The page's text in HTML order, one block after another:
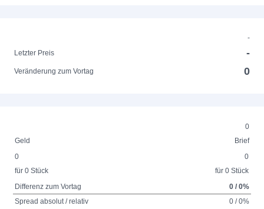
-
Letzter Preis
-
Veränderung zum Vortag 0
0
Geld
Brief
0
für 0 Stück
0
für 0 Stück
Differenz zum Vortag
0 / 0%
Spread absolut / relativ
0 / 0%